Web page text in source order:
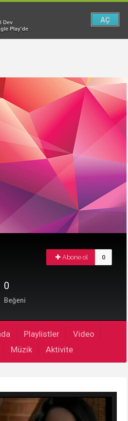
Abone ol 0
0
Beğeni
Playlistler
Video
Müzik Aktivite
Dev
Play'de
AÇ